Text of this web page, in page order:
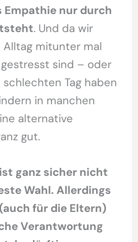
Empathie nur durch
. Und da wir
Alltag mitunter mal
sind – oder
Tag haben
in manchen
alternative
gut.
ganz sicher nicht
Wahl. Allerdings
für die Eltern)
Verantwortung